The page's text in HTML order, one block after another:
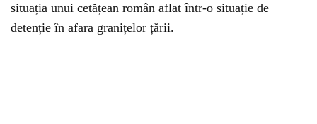
situația unui cetățean român aflat într-o situație de
detenție în afara granițelor țării.